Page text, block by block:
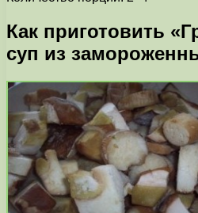
Как приготовить
суп из